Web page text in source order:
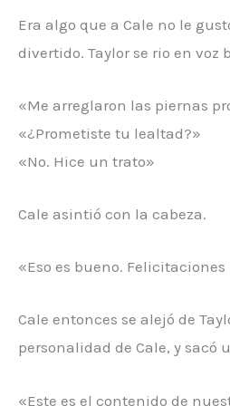
Era algo que a Cale no le
divertido. Taylor se rio en
«Me arreglaron las piernas
«¿Prometiste tu lealtad?»
«No. Hice un trato»
Cale asintió con la cabeza.
«Eso es bueno.
Cale entonces se alejó de
personalidad de Cale, y sacó
«Este es el contenido de